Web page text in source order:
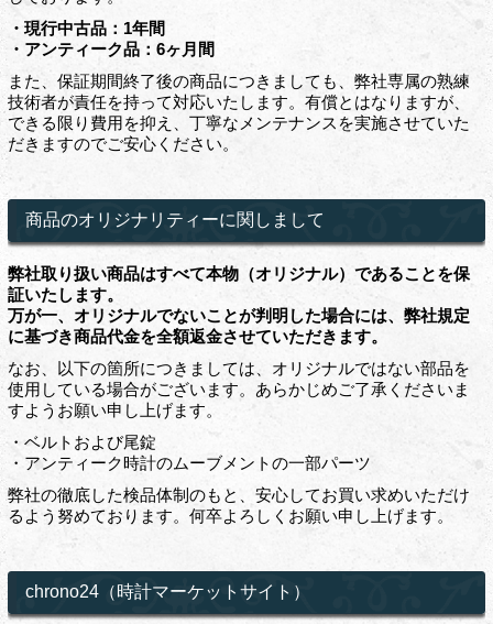
・現行中古品：1年間
・アンティーク品：6ヶ月間
また、保証期間終了後の商品につきましても、弊社専属の熟練
技術者が責任を持って対応いたします。有償とはなりますが、
できる限り費用を抑え、丁寧なメンテナンスを実施させていた
だきますのでご安心ください。
商品のオリジナリティーに関しまして
弊社取り扱い商品はすべて本物（オリジナル）であることを保
証いたします。
万が一、オリジナルでないことが判明した場合には、弊社規定
に基づき商品代金を全額返金させていただきます。
なお、以下の箇所につきましては、オリジナルではない部品を
使用している場合がございます。あらかじめご了承くださいま
すようお願い申し上げます。
・ベルトおよび尾錠
・アンティーク時計のムーブメントの一部パーツ
弊社の徹底した検品体制のもと、安心してお買い求めいただけ
るよう努めております。何卒よろしくお願い申し上げます。
chrono24（時計マーケットサイト）